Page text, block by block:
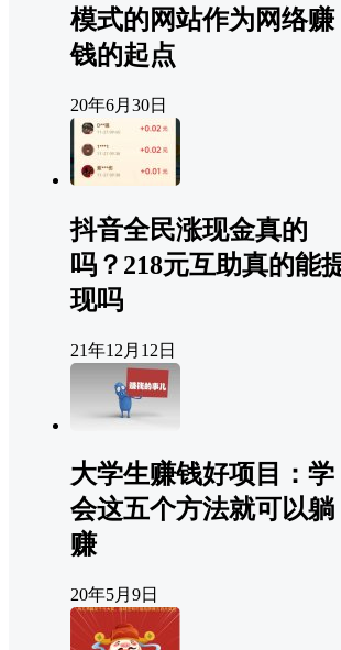
模式的网站作为网络赚
钱的起点
20年6月30日
抖音全民涨现金真的
吗？218元互助真的能
现吗
21年12月12日
大学生赚钱好项目：学
会这五个方法就可以躺
赚
20年5月9日